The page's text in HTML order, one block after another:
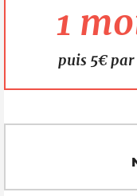
1
puis 5€ par